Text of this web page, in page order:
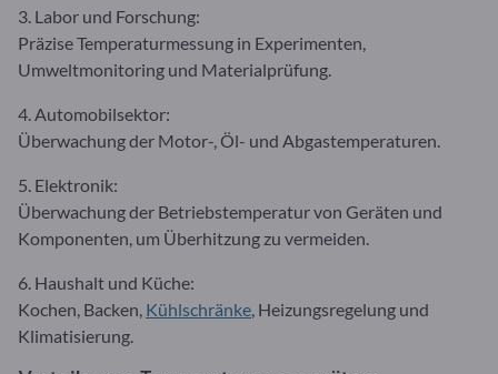
3. Labor und Forschung:
Präzise Temperaturmessung in Experimenten,
Umweltmonitoring und Materialprüfung.
4. Automobilsektor:
Überwachung der Motor-, Öl- und Abgastemperaturen.
5. Elektronik:
Überwachung der Betriebstemperatur von Geräten und
Komponenten, um Überhitzung zu vermeiden.
6. Haushalt und Küche:
Kochen, Backen, Kühlschränke, Heizungsregelung und
Klimatisierung.